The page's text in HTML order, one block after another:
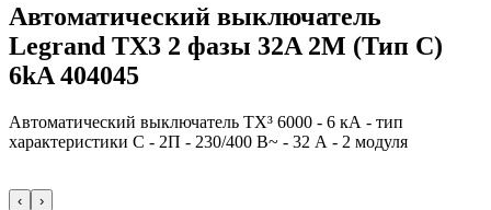
Автоматический выключатель
Legrand TX3 2 фазы 32A 2М (Тип C)
6kA 404045
Автоматический выключатель TX³ 6000 - 6 кА - тип
характеристики C - 2П - 230/400 В~ - 32 А - 2 модуля
‹ ›